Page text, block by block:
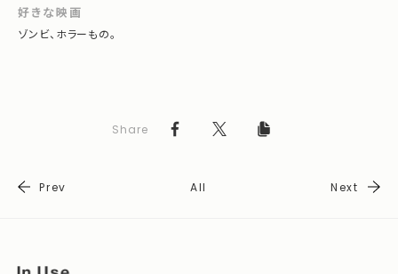
好きな映画
ゾンビ、ホラーもの。
Share
Prev All Next